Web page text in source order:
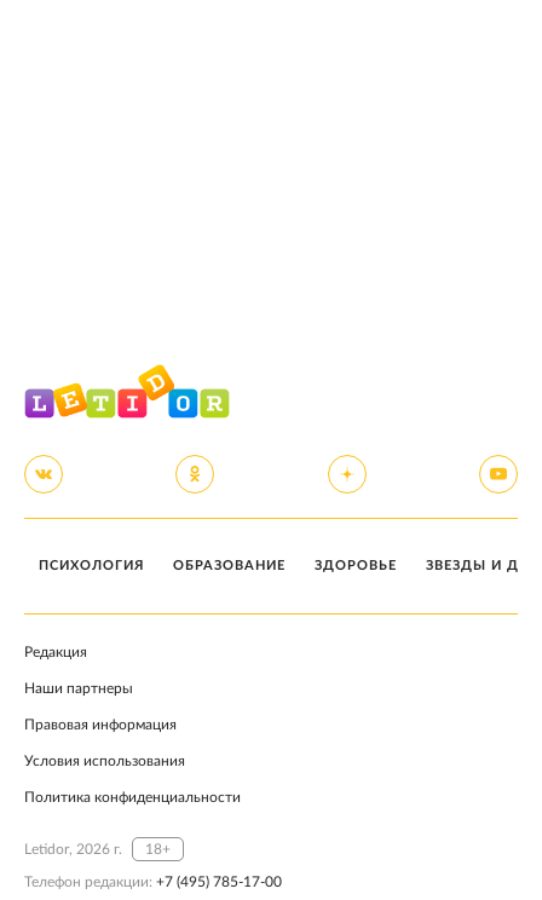
ПСИХОЛОГИЯ ОБРАЗОВАНИЕ ЗДОРОВЬЕ ЗВЕЗДЫ И
Редакция
Наши партнеры
Правовая информация
Условия использования
Политика конфиденциальности
Letidor, 2026 г. 18+
Телефон редакции: +7 (495) 785-17-00